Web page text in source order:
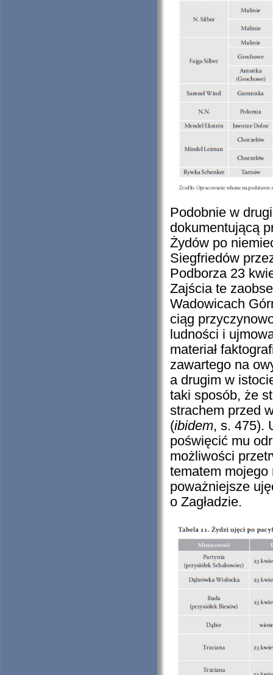
Podobnie w
dokumentującą
Żydów po
Siegfriedów
Podborza 23
Zajścia te
Wadowicach
ciąg
ludności i
materiał
zawartego na
a drugim w
taki sposób, że
strachem przed
(ibidem, s. 475).
poświęcić mu
możliwości
tematem mojego
poważniejsze
o Zagładzie.